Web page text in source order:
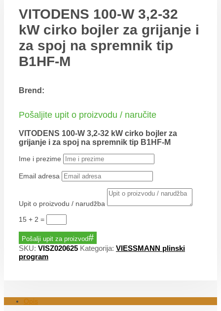
VITODENS 100-W 3,2-32
kW cirko bojler za grijanje i
za spoj na spremnik tip
B1HF-M
Brend:
Pošaljite upit o proizvodu / naručite
VITODENS 100-W 3,2-32 kW cirko bojler za
grijanje i za spoj na spremnik tip B1HF-M
Ime i prezime
Email adresa
Upit o proizvodu / narudžba
15 + 2 =
Pošalji upit za proizvod
SKU: VISZ020625 Kategorija: VIESSMANN plinski
program
Opis